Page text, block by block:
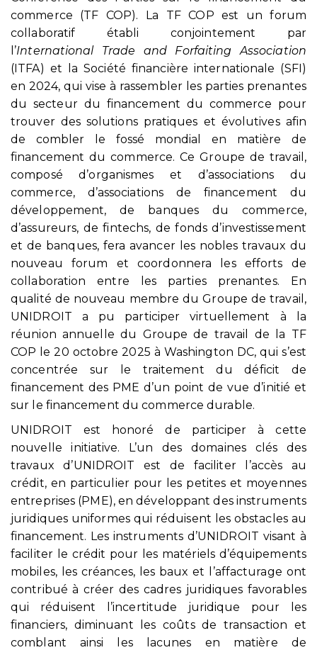
commerce (TF COP). La TF COP est un forum
collaboratif établi conjointement par
l’International Trade and Forfaiting Association
(ITFA) et la Société financière internationale (SFI)
en 2024, qui vise à rassembler les parties prenantes
du secteur du financement du commerce pour
trouver des solutions pratiques et évolutives afin
de combler le fossé mondial en matière de
financement du commerce. Ce Groupe de travail,
composé d’organismes et d’associations du
commerce, d’associations de financement du
développement, de banques du commerce,
d’assureurs, de fintechs, de fonds d’investissement
et de banques, fera avancer les nobles travaux du
nouveau forum et coordonnera les efforts de
collaboration entre les parties prenantes. En
qualité de nouveau membre du Groupe de travail,
UNIDROIT a pu participer virtuellement à la
réunion annuelle du Groupe de travail de la TF
COP le 20 octobre 2025 à Washington DC, qui s’est
concentrée sur le traitement du déficit de
financement des PME d’un point de vue d’initié et
sur le financement du commerce durable.
UNIDROIT est honoré de participer à cette
nouvelle initiative. L’un des domaines clés des
travaux d’UNIDROIT est de faciliter l’accès au
crédit, en particulier pour les petites et moyennes
entreprises (PME), en développant des instruments
juridiques uniformes qui réduisent les obstacles au
financement. Les instruments d’UNIDROIT visant à
faciliter le crédit pour les matériels d’équipements
mobiles, les créances, les baux et l’affacturage ont
contribué à créer des cadres juridiques favorables
qui réduisent l’incertitude juridique pour les
financiers, diminuant les coûts de transaction et
comblant ainsi les lacunes en matière de